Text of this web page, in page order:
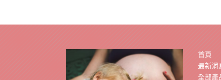
首頁
最新消
全部產